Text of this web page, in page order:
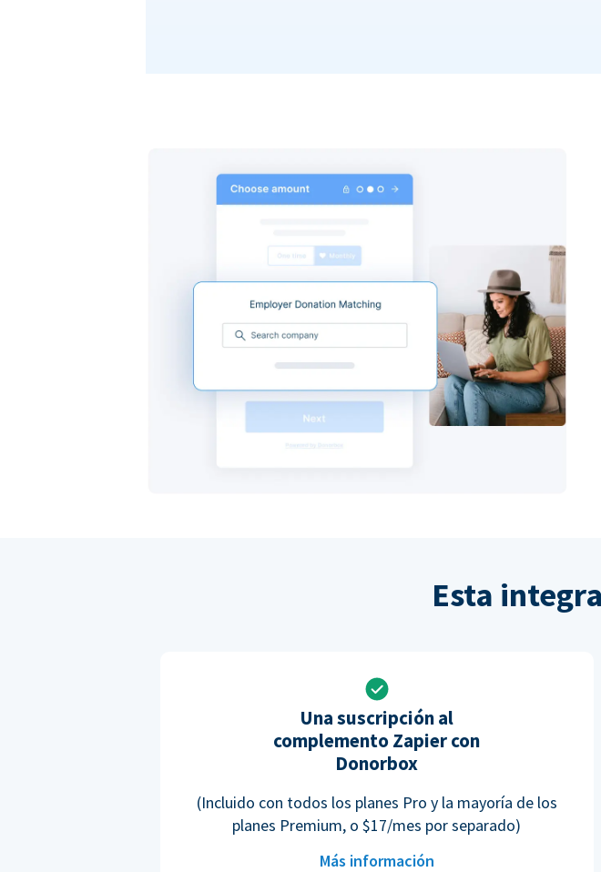
Esta
Una suscripción al
complemento Zapier con
Donorbox
(Incluido con todos los planes Pro y la mayoría de los
planes Premium, o $17/mes por separado)
Más información